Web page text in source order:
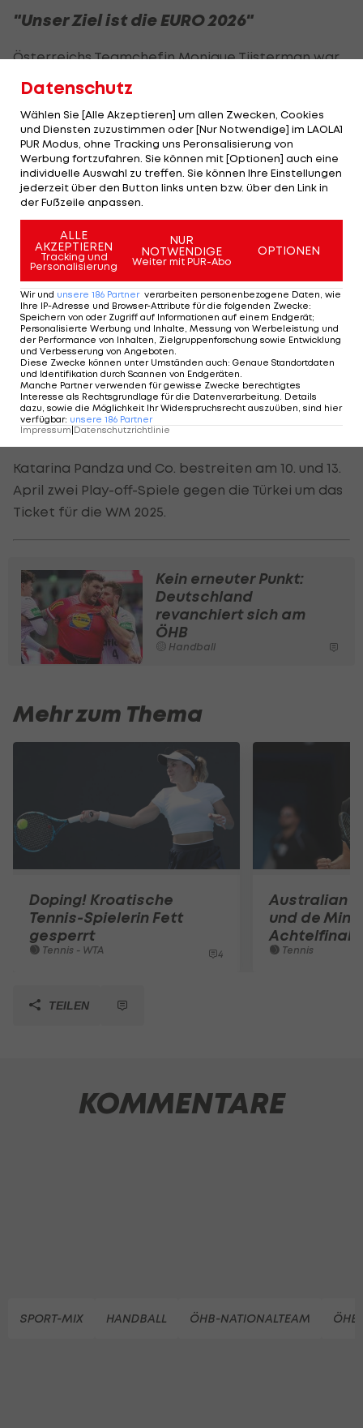
"Unser Ziel ist die EURO 2026"
Österreichs Teamchefin Monique Tijsterman war
mit dem Los zufrieden. "Ich freue mich auch, dass
haben, da wir gerade erst gegen sie gespielt
haben. Griechenland hat in den letzten Jahren
einige Schritte gemacht,Israelist für mich noch
ein wenig eine Unbekannte", meinte die
Niederländerin.
Die ersten Spiele werden im Oktober
ausgetragen.
Ziel sei ganz klar ein Platz unter den Top zwei, so
Tijsterman. Auch ÖHB-Sportdirektor Patrick Fölser
betonte: "Unser Ziel ist die EURO 2026. Ich denke
wir haben gegen jede Nation in dieser Gruppe
unsere Chancen, selbst zuhause gegen Spanien."
Gegen die Ibererinnen unterlagen die
Österreicherinnen in einem Testspiel zuletzt 25:32.
Katarina Pandza und Co. bestreiten am 10. und 13.
April zwei Play-off-Spiele gegen die Türkei um das
Ticket für die WM 2025.
Kein erneuter Punkt:
Deutschland
revanchiert sich am
ÖHB
Handball
Mehr zum Thema
Doping! Kroatische
Tennis-Spielerin Fett
gesperrt
Tennis - WTA 4
Australian
und de
Tennis
TEILEN
KOMMENTARE
SPORT-MIX HANDBALL ÖHB-NATIONALTEAM
Datenschutz
Wählen Sie [Alle Akzeptieren] um allen Zwecken, Cookies
und Diensten zuzustimmen oder [Nur Notwendige] im LAOLA1
PUR Modus, ohne Tracking uns Peronsalisierung von
Werbung fortzufahren. Sie können mit [Optionen] auch eine
individuelle Auswahl zu treffen. Sie können Ihre Einstellungen
jederzeit über den Button links unten bzw. über den Link in
der Fußzeile anpassen.
ALLE
AKZEPTIEREN
Tracking und
Personalisierung
NUR
NOTWENDIGE
Weiter mit PUR-Abo
OPTIONEN
Wir und unsere 186 Partner verarbeiten personenbezogene Daten, wie
Ihre IP-Adresse und Browser-Attribute für die folgenden Zwecke:
Speichern von oder Zugriff auf Informationen auf einem Endgerät;
Personalisierte Werbung und Inhalte, Messung von Werbeleistung und
der Performance von Inhalten, Zielgruppenforschung sowie Entwicklung
und Verbesserung von Angeboten.
Diese Zwecke können unter Umständen auch: Genaue Standortdaten
und Identifikation durch Scannen von Endgeräten.
Manche Partner verwenden für gewisse Zwecke berechtigtes
Interesse als Rechtsgrundlage für die Datenverarbeitung. Details
dazu, sowie die Möglichkeit Ihr Widerspruchsrecht auszuüben, sind hier
verfügbar: unsere 186 Partner
Impressum Datenschutzrichtlinie